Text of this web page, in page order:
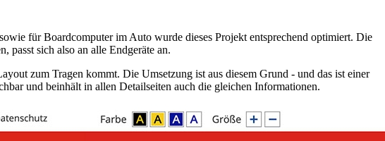
für Boardcomputer im Auto wurde dieses Projekt entsprechend optimiert. Die
passt sich also an alle Endgeräte an.
zum Tragen kommt. Die Umsetzung ist aus diesem Grund - und das ist einer
und beinhält in allen Detailseiten auch die gleichen Informationen.